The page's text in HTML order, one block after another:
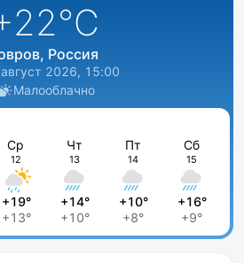
°C
Россия
2026, 15:00
Малооблачно
Ср
12
+19°
+13°
Чт
13
+14°
+10°
Пт
14
+10°
+8°
Сб
15
+16°
+9°